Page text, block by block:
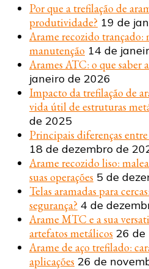
Por que a trefilação de
produtividade? 19 de
Arame recozido trançado:
manutenção 14 de
Arames ATC: o que saber
janeiro de 2026
Impacto da trefilação de
vida útil de estruturas
de 2025
Principais diferenças
18 de dezembro de
Arame recozido liso:
suas operações 5 de
Telas aramadas para
segurança? 4 de
Arame MTC e a sua
artefatos metálicos 26 de
Arame de aço trefilado:
aplicações 26 de